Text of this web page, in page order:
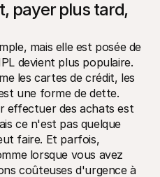
payer plus tard,
mais elle est posée de
devient plus populaire.
les cartes de crédit, les
une forme de dette.
effectuer des achats est
ce n'est pas quelque
faire. Et parfois,
lorsque vous avez
coûteuses d'urgence à